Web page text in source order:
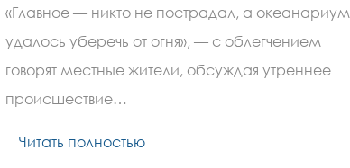
в
Архипо‑Осиповке:
огонь
остановили
у
«Главное — никто не пострадал, а океанариум
удалось уберечь от огня», — с облегчением
говорят местные жители, обсуждая утреннее
происшествие…
Читать полностью